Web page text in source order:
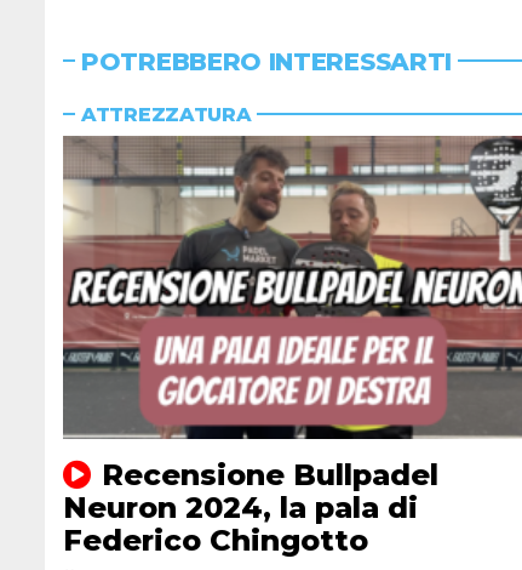
POTREBBERO INTERESSARTI
ATTREZZATURA
Recensione Bullpadel
Neuron 2024, la pala di
Federico Chingotto